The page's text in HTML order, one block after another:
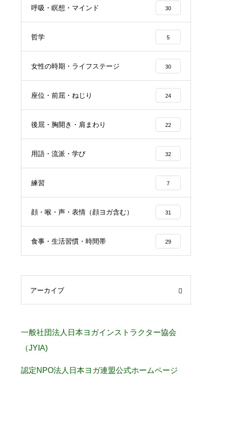
呼吸・瞑想・マインド 30
哲学 5
女性の時期・ライフステージ 30
座位・前屈・ねじり 24
後屈・胸開き・肩まわり 22
用語・流派・学び 32
練習 7
顔・喉・声・表情（顔ヨガ含む） 31
食事・生活習慣・時間帯 29
アーカイブ
一般社団法人日本ヨガインストラクター協会
（JYIA)
認定NPO法人日本ヨガ連盟公式ホームページ